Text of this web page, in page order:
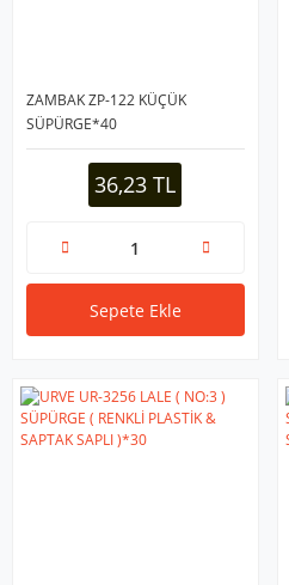
ZAMBAK ZP-122 KÜÇÜK
SÜPÜRGE*40
36,23 TL
Sepete Ekle